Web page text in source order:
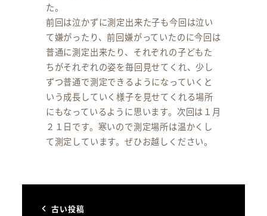
た。
前回は泣かずに測定出来た子も今回は泣い
て嫌がったり、前回嫌がっていたのに今回は
普通に測定出来たり、それぞれの子どもた
ちがそれぞれの姿を毎回見せてくれ、少し
ずつ普通で測定できるようになっていくと
いう成長していく様子を見せてくれる場所
にもなっているように思います。次回は１月
２１日です。寒いので測定場所は温かくし
て測定しています。ぜひお越しください。
古い投稿